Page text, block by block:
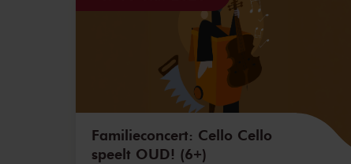
Familieconcert: Cello Cello
speelt OUD! (6+)